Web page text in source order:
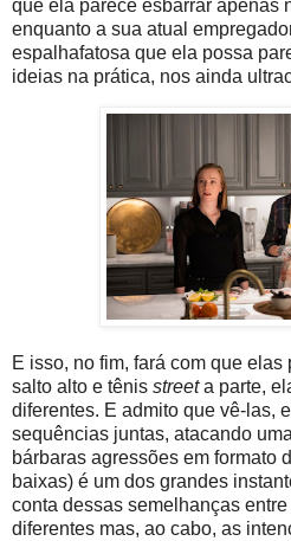
que ela parece esbarrar apenas
enquanto a sua atual
espalhafatosa que ela possa
ideias na prática, nos ainda
E isso, no fim, fará com que
salto alto e tênis streeta parte,
diferentes. E admito que vê-las,
sequências juntas, atacando
bárbaras agressões em formato
baixas) é um dos grandes
conta dessas semelhanças
diferentes mas, ao cabo, as